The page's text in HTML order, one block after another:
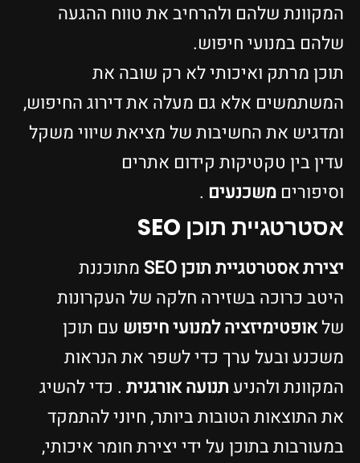
המקוונת שלהם ולהרחיב את טווח ההגעה
שלהם במנועי חיפוש.
תוכן מרתק ואיכותי לא רק שובה את
המשתמשים אלא גם מעלה את דירוג החיפוש,
ומדגיש את החשיבות של מציאת שיווי משקל
עדין בין טקטיקות קידום אתרים
וסיפורים משכנעים .
אסטרטגיית תוכן SEO
יצירת אסטרטגיית תוכן SEO
מתוכננת
היטב כרוכה בשזירה חלקה של העקרונות
שלאופטימיזציה למנועי חיפוש עם תוכן
משכנע ובעל ערך כדי לשפר את הנראות
המקוונת ולהניעתנועה אורגנית . כדי להשיג
את התוצאות הטובות ביותר, חיוני להתמקד
במעורבות בתוכן על ידי יצירת חומר איכותי,